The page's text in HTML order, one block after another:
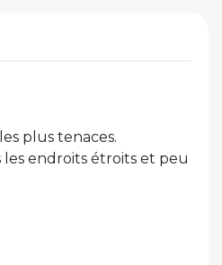
plus tenaces.
endroits étroits et peu